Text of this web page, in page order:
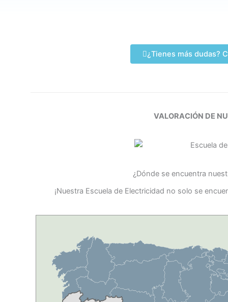
¿Tienes más dudas?
VALORACIÓN DE
¿Dónde se encuentra
¡Nuestra Escuela de Electricidad no solo se